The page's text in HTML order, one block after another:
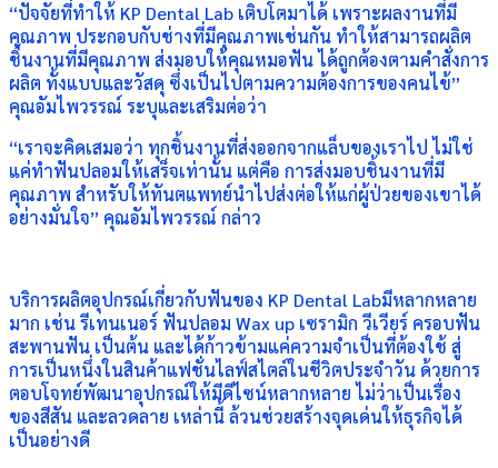
“ปัจจัยที่ทำให้ KP Dental Lab เติบโตมาได้ เพราะผลงานที่มี
คุณภาพ ประกอบกับช่างที่มีคุณภาพเช่นกัน ทำให้สามารถผลิต
ชิ้นงานที่มีคุณภาพ ส่งมอบให้คุณหมอฟัน ได้ถูกต้องตามคำสั่งการ
ผลิต ทั้งแบบและวัสดุ ซึ่งเป็นไปตามความต้องการของคนไข้”
คุณอัมไพวรรณ์ ระบุและเสริมต่อว่า
“เราจะคิดเสมอว่า ทุกชิ้นงานที่ส่งออกจากแล็บของเราไป ไม่ใช่
แค่ทำฟันปลอมให้เสร็จเท่านั้น แต่คือ การส่งมอบชิ้นงานที่มี
คุณภาพ สำหรับให้ทันตแพทย์นำไปส่งต่อให้แก่ผู้ป่วยของเขาได้
อย่างมั่นใจ” คุณอัมไพวรรณ์ กล่าว
บริการผลิตอุปกรณ์เกี่ยวกับฟันของ KP Dental Labมีหลากหลาย
มาก เช่น รีเทนเนอร์ ฟันปลอม Wax up เซรามิก วีเวียร์ ครอบฟัน
สะพานฟัน เป็นต้น และได้ก้าวข้ามแค่ความจำเป็นที่ต้องใช้ สู่
การเป็นหนึ่งในสินค้าแฟชั่นไลฟ์สไตล์ในชีวิตประจำวัน ด้วยการ
ตอบโจทย์พัฒนาอุปกรณ์ให้มีดีไซน์หลากหลาย ไม่ว่าเป็นเรื่อง
ของสีสัน และลวดลาย เหล่านี้ ล้วนช่วยสร้างจุดเด่นให้ธุรกิจได้
เป็นอย่างดี